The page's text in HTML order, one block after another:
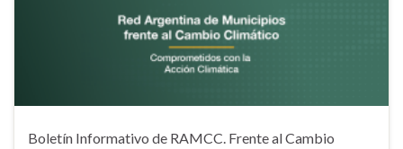
Boletín Informativo de RAMCC. Frente al Cambio